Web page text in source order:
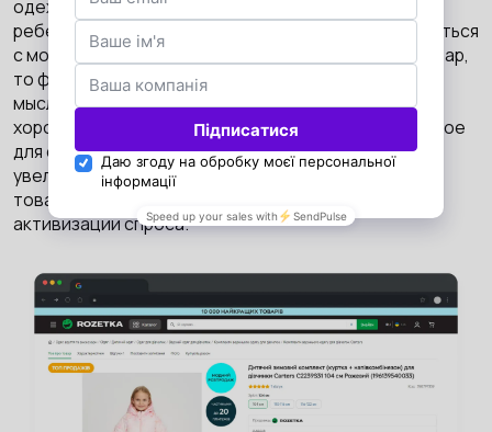
одеждой. Представим, что вы решили заказать
ребенку зимний комплект, но не можете определиться
с моделью, а вам важно выбрать качественный товар,
то фраза "топ продаж" натолкнет на следующую
мысль: если это пользуется спросом, значит товар
хороший, ведь другие люди не будут покупать плохое
для своих детишек. Поэтому такой подход может
увеличить заинтересованность пользователей в
товаре и их лояльность к нему, что приведет к
активизации спроса.